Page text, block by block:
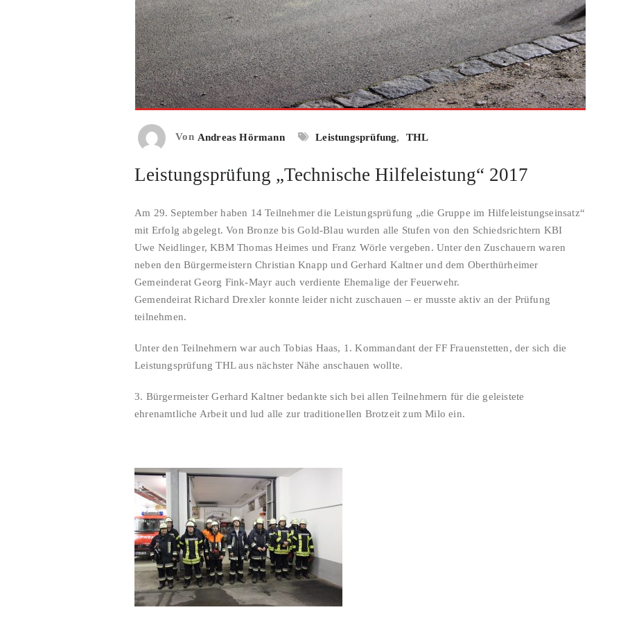
Von Andreas Hörmann Leistungsprüfung, THL
Leistungsprüfung „Technische Hilfeleistung“ 2017
Am 29. September haben 14 Teilnehmer die Leistungsprüfung „die Gruppe im Hilfeleistungseinsatz“
mit Erfolg abgelegt. Von Bronze bis Gold-Blau wurden alle Stufen von den Schiedsrichtern KBI
Uwe Neidlinger, KBM Thomas Heimes und Franz Wörle vergeben. Unter den Zuschauern waren
neben den Bürgermeistern Christian Knapp und Gerhard Kaltner und dem Oberthürheimer
Gemeinderat Georg Fink-Mayr auch verdiente Ehemalige der Feuerwehr.
Gemendeirat Richard Drexler konnte leider nicht zuschauen – er musste aktiv an der Prüfung
teilnehmen.
Unter den Teilnehmern war auch Tobias Haas, 1. Kommandant der FF Frauenstetten, der sich die
Leistungsprüfung THL aus nächster Nähe anschauen wollte.
3. Bürgermeister Gerhard Kaltner bedankte sich bei allen Teilnehmern für die geleistete
ehrenamtliche Arbeit und lud alle zur traditionellen Brotzeit zum Milo ein.